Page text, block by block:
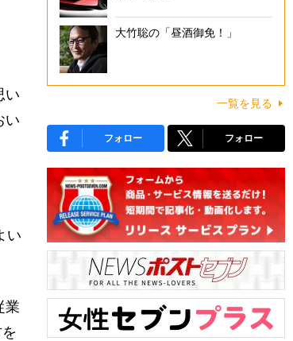
い
い
い
業
大竹聡の「昼酒御免！」
一覧を見る
フォロー フォロー